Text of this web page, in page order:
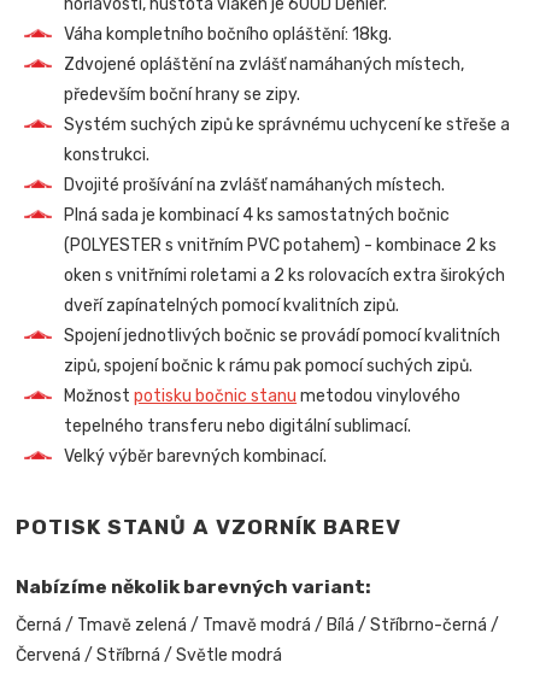
hořlavostí, hustota vláken je 600D Denier.
Váha kompletního bočního opláštění: 18kg.
Zdvojené opláštění na zvlášť namáhaných místech,
především boční hrany se zipy.
Systém suchých zipů ke správnému uchycení ke střeše a
konstrukci.
Dvojité prošívání na zvlášť namáhaných místech.
Plná sada je kombinací 4 ks samostatných bočnic
(POLYESTER s vnitřním PVC potahem) - kombinace 2 ks
oken s vnitřními roletami a 2 ks rolovacích extra širokých
dveří zapínatelných pomocí kvalitních zipů.
Spojení jednotlivých bočnic se provádí pomocí kvalitních
zipů, spojení bočnic k rámu pak pomocí suchých zipů.
Možnostpotisku bočnic stanu metodou vinylového
tepelného transferu nebo digitální sublimací.
Velký výběr barevných kombinací.
POTISK STANŮ A VZORNÍK BAREV
Nabízíme několik barevných variant:
Černá / Tmavě zelená / Tmavě modrá / Bílá / Stříbrno-černá /
Červená / Stříbrná / Světle modrá